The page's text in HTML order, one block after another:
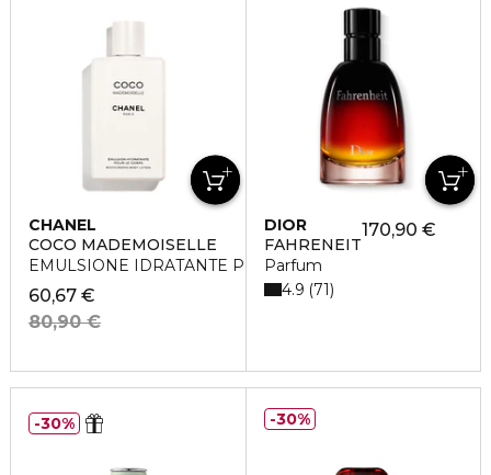
CHANEL
COCO MADEMOISELLE
EMULSIONE IDRATANTE PER IL CORPO
60,67 €
80,90 €
DIOR
FAHRENEIT
Parfum
170,90 €
4.9 71
30% 30%